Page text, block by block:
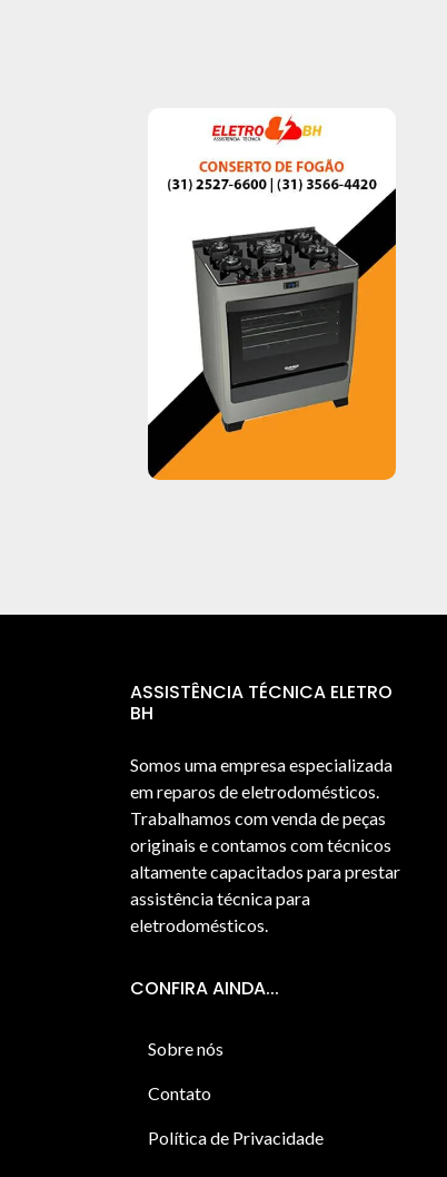
ASSISTÊNCIA TÉCNICA ELETRO
BH
Somos uma empresa especializada
em reparos de eletrodomésticos.
Trabalhamos com venda de peças
originais e contamos com técnicos
altamente capacitados para prestar
assistência técnica para
eletrodomésticos.
CONFIRA AINDA...
Sobre nós
Contato
Política de Privacidade